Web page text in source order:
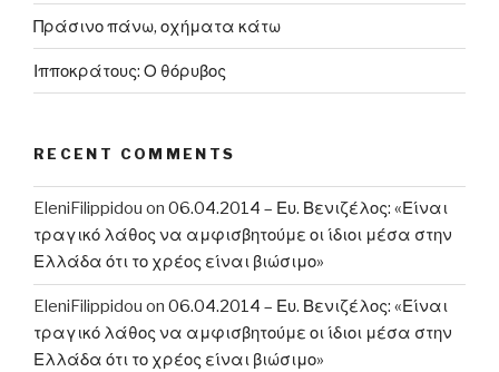
Πράσινο πάνω, οχήματα κάτω
Ιπποκράτους: Ο θόρυβος
RECENT COMMENTS
EleniFilippidou on 06.04.2014 – Ευ. Βενιζέλος: «Είναι
τραγικό λάθος να αμφισβητούμε οι ίδιοι μέσα στην
Ελλάδα ότι το χρέος είναι βιώσιμο»
EleniFilippidou on 06.04.2014 – Ευ. Βενιζέλος: «Είναι
τραγικό λάθος να αμφισβητούμε οι ίδιοι μέσα στην
Ελλάδα ότι το χρέος είναι βιώσιμο»